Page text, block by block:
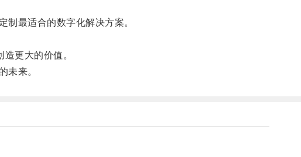
最适合的数字化解决方案。
更大的价值。
未来。